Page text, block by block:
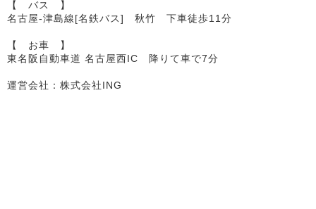
【 バス 】
名古屋-津島線[名鉄バス] 秋竹 下車徒歩11分
【 お車 】
東名阪自動車道 名古屋西IC 降りて車で7分
運営会社：株式会社ING